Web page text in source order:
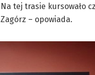
Na tej trasie kursowało
Zagórz – opowiada.